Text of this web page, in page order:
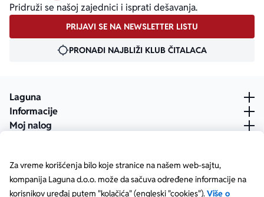
Za vreme korišćenja bilo koje stranice na našem web-sajtu,
kompanija Laguna d.o.o. može da sačuva određene informacije na
korisnikov uređaj putem "kolačića" (engleski "cookies").Više o
Pridruži se našoj zajednici i isprati dešavanja.
PRIJAVI SE NA NEWSLETTER LISTU
PRONAĐI NAJBLIŽI KLUB ČITALACA
Laguna
Informacije
Moj nalog